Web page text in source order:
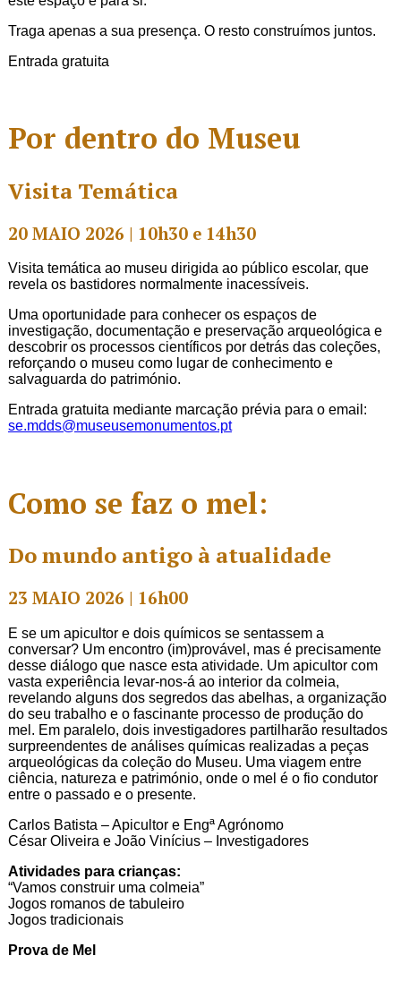
Traga apenas a sua presença. O resto construímos juntos.
Entrada gratuita
Por dentro do Museu
Visita Temática
20 MAIO 2026 | 10h30 e 14h30
Visita temática ao museu dirigida ao público escolar, que
revela os bastidores normalmente inacessíveis.
Uma oportunidade para conhecer os espaços de
investigação, documentação e preservação arqueológica e
descobrir os processos científicos por detrás das coleções,
reforçando o museu como lugar de conhecimento e
salvaguarda do património.
Entrada gratuita mediante marcação prévia para o email:
se.mdds@museusemonumentos.pt
Como se faz o mel:
Do mundo antigo à atualidade
23 MAIO 2026 | 16h00
E se um apicultor e dois químicos se sentassem a
conversar? Um encontro (im)provável, mas é precisamente
desse diálogo que nasce esta atividade. Um apicultor com
vasta experiência levar-nos-á ao interior da colmeia,
revelando alguns dos segredos das abelhas, a organização
do seu trabalho e o fascinante processo de produção do
mel. Em paralelo, dois investigadores partilharão resultados
surpreendentes de análises químicas realizadas a peças
arqueológicas da coleção do Museu. Uma viagem entre
ciência, natureza e património, onde o mel é o fio condutor
entre o passado e o presente.
Carlos Batista – Apicultor e Engª Agrónomo
César Oliveira e João Vinícius – Investigadores
Atividades para crianças:
“Vamos construir uma colmeia”
Jogos romanos de tabuleiro
Jogos tradicionais
Prova de Mel